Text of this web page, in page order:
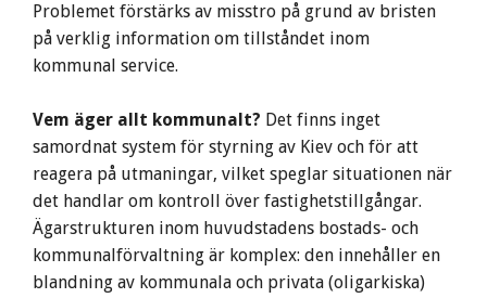
Problemet förstärks av misstro på grund av bristen
på verklig information om tillståndet inom
kommunal service.
Vem äger allt kommunalt? Det finns inget
samordnat system för styrning av Kiev och för att
reagera på utmaningar, vilket speglar situationen när
det handlar om kontroll över fastighetstillgångar.
Ägarstrukturen inom huvudstadens bostads- och
kommunalförvaltning är komplex: den innehåller en
blandning av kommunala och privata (oligarkiska)